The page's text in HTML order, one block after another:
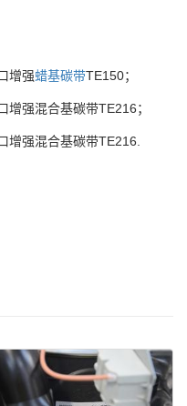
增强蜡基碳带TE150；
增强混合基碳带TE216；
增强混合基碳带TE216.